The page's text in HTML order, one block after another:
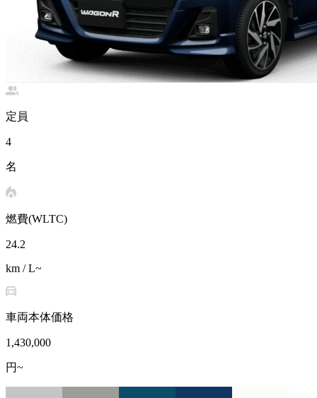
定員
4
名
燃費(WLTC)
24.2
km / L~
車両本体価格
1,430,000
円~